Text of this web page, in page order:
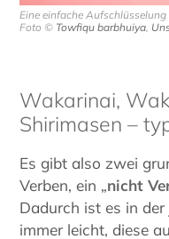
Eine einfache
Foto © Towfiqu barbhuiya
Wakarinai,
Shirimasen –
Es gibt also zwei
Verben, ein „nicht
Dadurch ist es in
immer leicht, diese